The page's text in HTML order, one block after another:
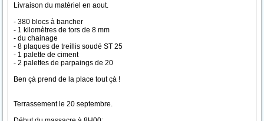
Livraison du matériel en aout.
- 380 blocs à bancher
- 1 kilomètres de tors de 8 mm
- du chainage
- 8 plaques de treillis soudé ST 25
- 1 palette de ciment
- 2 palettes de parpaings de 20
Ben çà prend de la place tout çà !
Terrassement le 20 septembre.